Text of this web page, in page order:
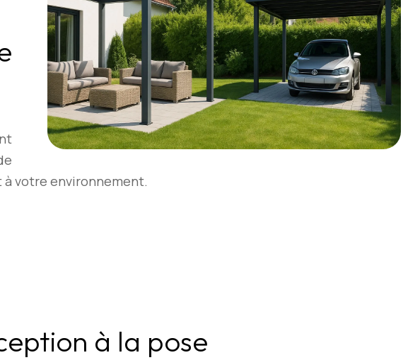
votre environnement.
à la pose